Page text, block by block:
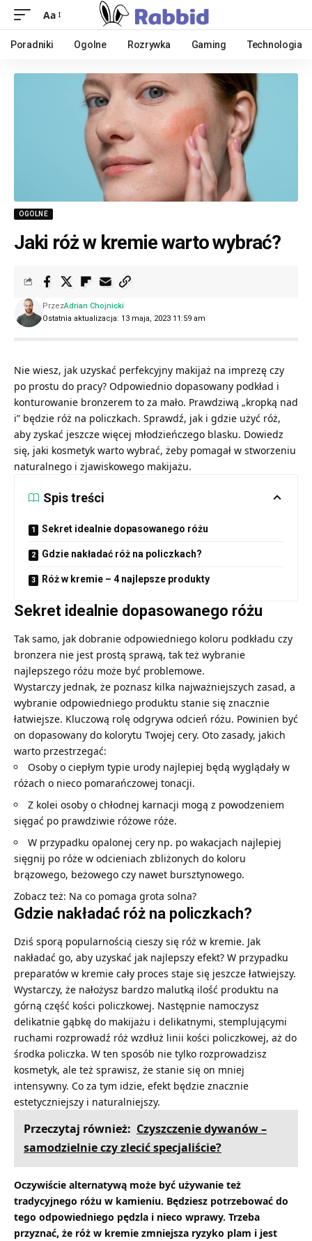
Aa
Poradniki Ogolne Rozrywka Gaming Technologia
OGOLNE
Jaki róż w kremie warto wybrać?
Ostatnia aktualizacja: 13 maja, 2023 11:59 am
PrzezAdrian Chojnicki
Nie wiesz, jak uzyskać perfekcyjny makijaż na imprezę czy
po prostu do pracy? Odpowiednio dopasowany podkład i
konturowanie bronzerem to za mało. Prawdziwą „kropką nad
i” będzie róż na policzkach. Sprawdź, jak i gdzie użyć róż,
aby zyskać jeszcze więcej młodzieńczego blasku. Dowiedz
się, jaki kosmetyk warto wybrać, żeby pomagał w stworzeniu
naturalnego i zjawiskowego makijażu.
Spis treści
Sekret idealnie dopasowanego różu
Gdzie nakładać róż na policzkach?
Róż w kremie – 4 najlepsze produkty
Sekret idealnie dopasowanego różu
Tak samo, jak dobranie odpowiedniego koloru podkładu czy
bronzera nie jest prostą sprawą, tak też wybranie
najlepszego różu może być problemowe.
Wystarczy jednak, że poznasz kilka najważniejszych zasad, a
wybranie odpowiedniego produktu stanie się znacznie
łatwiejsze. Kluczową rolę odgrywa odcień różu. Powinien być
on dopasowany do kolorytu Twojej cery. Oto zasady, jakich
warto przestrzegać:
Osoby o ciepłym typie urody najlepiej będą wyglądały w
różach o nieco pomarańczowej tonacji.
Z kolei osoby o chłodnej karnacji mogą z powodzeniem
sięgać po prawdziwie różowe róże.
W przypadku opalonej cery np. po wakacjach najlepiej
sięgnij po róże w odcieniach zbliżonych do koloru
brązowego, beżowego czy nawet bursztynowego.
Zobacz też: Na co pomaga grota solna?
Gdzie nakładać róż na policzkach?
Dziś sporą popularnością cieszy się róż w kremie. Jak
nakładać go, aby uzyskać jak najlepszy efekt? W przypadku
preparatów w kremie cały proces staje się jeszcze łatwiejszy.
Wystarczy, że nałożysz bardzo malutką ilość produktu na
górną część kości policzkowej. Następnie namoczysz
delikatnie gąbkę do makijażu i delikatnymi, stemplującymi
ruchami rozprowadź róż wzdłuż linii kości policzkowej, aż do
środka policzka. W ten sposób nie tylko rozprowadzisz
kosmetyk, ale też sprawisz, że stanie się on mniej
intensywny. Co za tym idzie, efekt będzie znacznie
estetyczniejszy i naturalniejszy.
Przeczytaj również: Czyszczenie dywanów –
samodzielnie czy zlecić specjaliście?
Oczywiście alternatywą może być używanie też
tradycyjnego różu w kamieniu. Będziesz potrzebować do
tego odpowiedniego pędzla i nieco wprawy. Trzeba
przyznać, że róż w kremie zmniejsza ryzyko plam i jest